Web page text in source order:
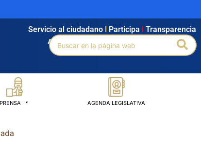
Agendamiento Intranet Búsqueda avanzada
Servicio al ciudadano Participa Transparencia
Buscar
por:
PRENSA AGENDA LEGISLATIVA